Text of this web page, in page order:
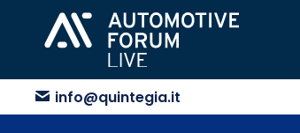
info@quintegia.it